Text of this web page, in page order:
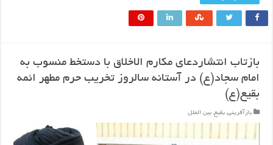
بازتاب انتشاردعای مکارم الاخلاق با دستخط منسوب به
امام سجاد(ع) در آستانه سالروز تخریب حرم مطهر ائمه
بقیع(ع)
بازآفرینی, بقیع, بین الملل